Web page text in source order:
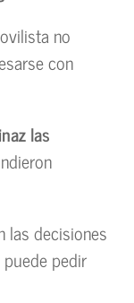
no
con
las
las decisiones
pedir